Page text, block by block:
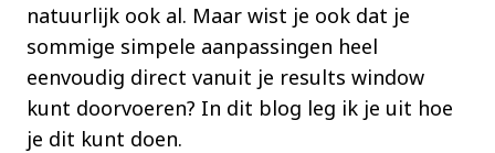
natuurlijk ook al. Maar wist je ook dat je
sommige simpele aanpassingen heel
eenvoudig direct vanuit je results window
kunt doorvoeren? In dit blog leg ik je uit hoe
je dit kunt doen.